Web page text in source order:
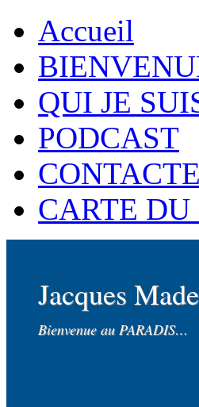
Accueil
QUI JE
PODCAST
CARTE DU
Jacques
Bienvenue au PARADIS…